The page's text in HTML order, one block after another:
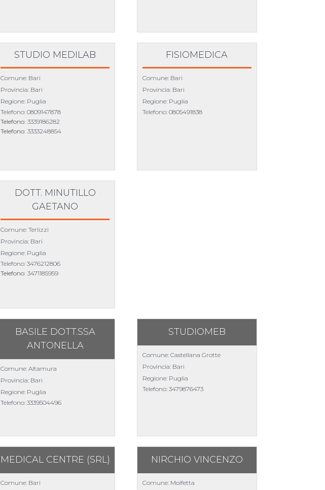
STUDIO MEDILAB
Comune: Bari
Provincia: Bari
Regione: Puglia
Telefono:0809147878
Telefono:3339186282
Telefono:3333248854
FISIOMEDICA
Comune: Bari
Provincia: Bari
Regione: Puglia
Telefono: 0805491838
DOTT. MINUTILLO
GAETANO
Comune: Terlizzi
Provincia: Bari
Regione: Puglia
Telefono:3476212806
Telefono:3471185959
BASILE DOTT.SSA
ANTONELLA
Comune: Altamura
Provincia: Bari
Regione: Puglia
Telefono:3339504496
STUDIOMEB
Comune: Castellana Grotte
Provincia: Bari
Regione: Puglia
Telefono: 3479876473
MEDICAL CENTRE (SRL)
Comune: Bari
NIRCHIO VINCENZO
Comune: Molfetta